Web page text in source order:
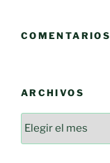
COMENTARIOS
ARCHIVOS